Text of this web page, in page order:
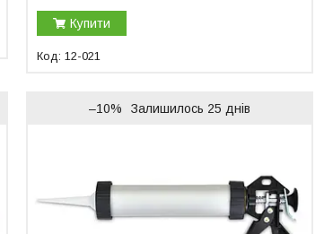
Купити
12-021
–10% Залишилось 25 днів